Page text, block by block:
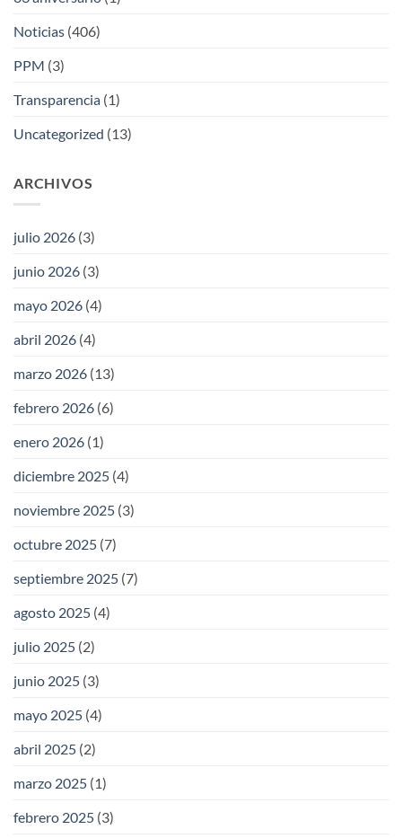
Noticias (406)
PPM (3)
Transparencia (1)
Uncategorized (13)
ARCHIVOS
julio 2026 (3)
junio 2026 (3)
mayo 2026 (4)
abril 2026 (4)
marzo 2026 (13)
febrero 2026 (6)
enero 2026 (1)
diciembre 2025 (4)
noviembre 2025 (3)
octubre 2025 (7)
septiembre 2025 (7)
agosto 2025 (4)
julio 2025 (2)
junio 2025 (3)
mayo 2025 (4)
abril 2025 (2)
marzo 2025 (1)
febrero 2025 (3)